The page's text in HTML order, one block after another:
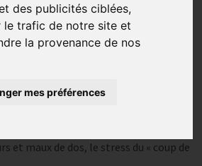
des publicités ciblées,
le trafic de notre site et
la provenance de nos
mes préférences
chutes en cuisine ou en salle, les
et maux de dos, le stress du « coup de